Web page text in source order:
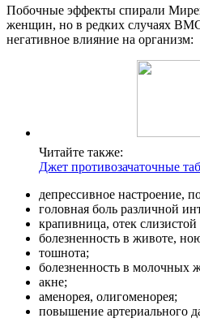
Побочные эффекты спирали
женщин, но в редких случаях
негативное влияние на организм:
Читайте также:
Джет противозачаточные
депрессивное настроение,
головная боль различной
крапивница, отек слизистой
болезненность в животе,
тошнота;
болезненность в молочных
акне;
аменорея, олигоменорея;
повышение артериального